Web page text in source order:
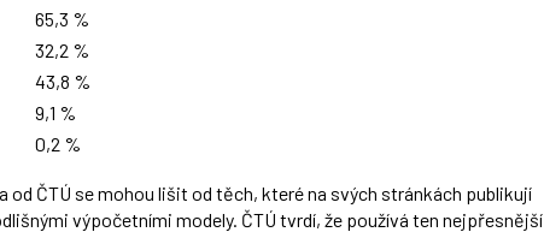
65,3 %
32,2 %
43,8 %
9,1 %
0,2 %
od ČTÚ se mohou lišit od těch, které na svých stránkách publikují
výpočetními modely. ČTÚ tvrdí, že používá ten nejpřesnější